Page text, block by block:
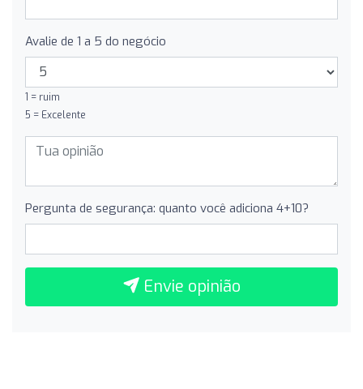
Avalie de 1 a 5 do negócio
1 = ruim
5 = Excelente
Pergunta de segurança: quanto você adiciona 4+10?
Envie opinião